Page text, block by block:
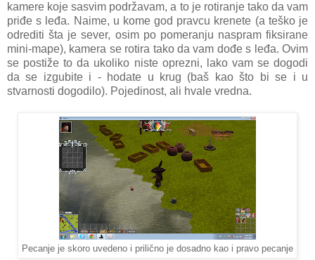
kamere koje sasvim podržavam, a to je rotiranje tako da vam
priđe s leđa. Naime, u kome god pravcu krenete (a teško je
odrediti šta je sever, osim po pomeranju naspram fiksirane
mini-mape), kamera se rotira tako da vam dođe s leđa. Ovim
se postiže to da ukoliko niste oprezni, lako vam se dogodi
da se izgubite i - hodate u krug (baš kao što bi se i u
stvarnosti dogodilo). Pojedinost, ali hvale vredna.
Pecanje je skoro uvedeno i prilično je dosadno kao i pravo pecanje